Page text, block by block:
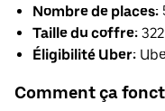
Nombre de places:
Taille du coffre:
Éligibilité Uber:
Comment ça